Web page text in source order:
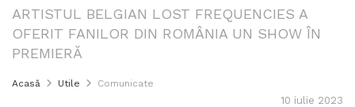
ARTISTUL BELGIAN LOST FREQUENCIES A
OFERIT FANILOR DIN ROMÂNIA UN SHOW ÎN
PREMIERĂ
Acasă Utile Comunicate
10 iulie 2023